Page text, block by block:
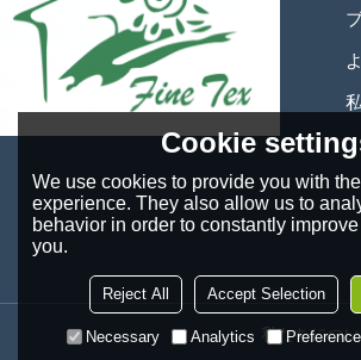
私たちについ
Cookie
We use cookies to provide you with
experience. They also allow us to
behavior in order to constantly
you.
Reject All Accept Selection
Necessary Analytics